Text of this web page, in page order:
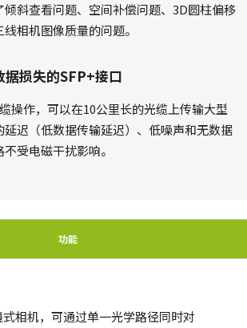
斜查看问题、空间补偿问题、3D圆柱偏移
相机图像质量的问题。
损失的SFP+接口
操作，可以在10公里长的光缆上传输大型
迟（低数据传输延迟）、低噪声和无数据
受电磁干扰影响。
功能
相机，可通过单一光学路径同时对